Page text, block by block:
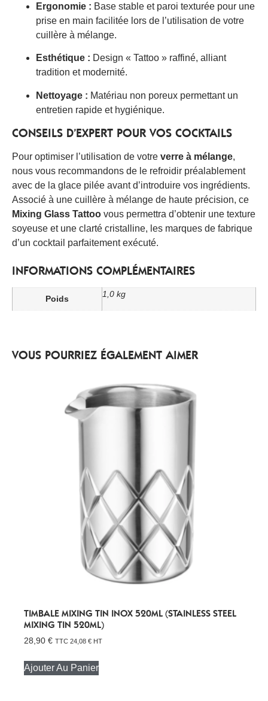
Ergonomie : Base stable et paroi texturée pour une
prise en main facilitée lors de l’utilisation de votre
cuillère à mélange.
Esthétique : Design « Tattoo » raffiné, alliant
tradition et modernité.
Nettoyage : Matériau non poreux permettant un
entretien rapide et hygiénique.
CONSEILS D’EXPERT POUR VOS COCKTAILS
Pour optimiser l’utilisation de votre verre à mélange,
nous vous recommandons de le refroidir préalablement
avec de la glace pilée avant d’introduire vos ingrédients.
Associé à une cuillère à mélange de haute précision, ce
Mixing Glass Tattoo vous permettra d’obtenir une texture
soyeuse et une clarté cristalline, les marques de fabrique
d’un cocktail parfaitement exécuté.
INFORMATIONS COMPLÉMENTAIRES
Poids 1,0 kg
VOUS POURRIEZ ÉGALEMENT AIMER
TIMBALE MIXING TIN INOX 520ML (STAINLESS STEEL
MIXING TIN 520ML)
28,90 € TTC 24,08 € HT
Ajouter Au Panier